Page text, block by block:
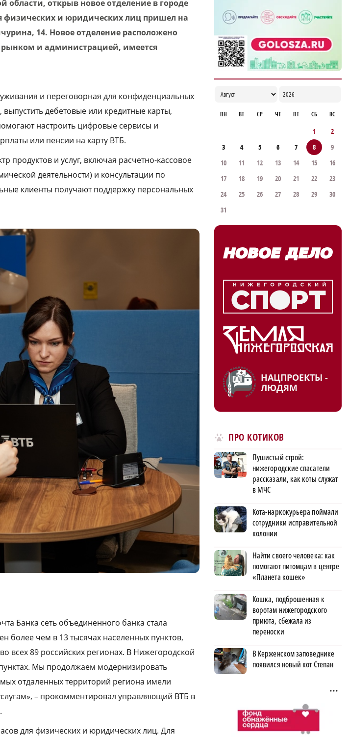
области, открыв новое отделение в городе
физических и юридических лиц пришел на
14. Новое отделение расположено
и администрацией, имеется
и переговорная для конфиденциальных
дебетовые или кредитные карты,
настроить цифровые сервисы и
или пенсии на карту ВТБ.
продуктов и услуг, включая расчетно-кассовое
деятельности) и консультации по
клиенты получают поддержку персональных
Банка сеть объединенного банка стала
более чем в 13 тысячах населенных пунктов,
всех 89 российских регионах. В Нижегородской
Мы продолжаем модернизировать
отдаленных территорий региона имели
– прокомментировал управляющий ВТБ в
для физических и юридических лиц. Для
ПН ВТ СР ЧТ ПТ СБ ВС
1
2
3
4 5 6 7 8
9
10
11 12 13 14 15
16
17
18 19 20 21 22
23
24
25 26 27 28 29
30
31
НАЦПРОЕКТЫ -
ЛЮДЯМ
ПРО КОТИКОВ
Пушистый строй:
нижегородские спасатели
рассказали, как коты служат
в МЧС
Кота-наркокурьера поймали
сотрудники исправительной
колонии
Найти своего человека: как
помогают питомцам в центре
«Планета кошек»
Кошка, подброшенная к
воротам нижегородского
приюта, сбежала из
переноски
В Керженском заповеднике
появился новый кот Степан